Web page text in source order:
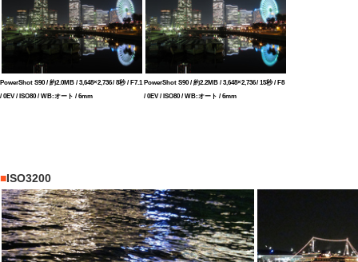
PowerShot S90 / 約2.0MB / 3,648×2,736 / 8秒 / F7.1
/ 0EV / ISO80 / WB:オート / 6mm
PowerShot S90 / 約2.2MB / 3,648×2,736 / 15秒 / F8
/ 0EV / ISO80 / WB:オート / 6mm
■ISO3200